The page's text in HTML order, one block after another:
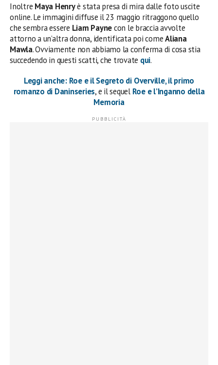
Inoltre Maya Henryè stata presa di mira dalle foto uscite
online. Le immagini diffuse il 23 maggio ritraggono quello
che sembra essere Liam Paynecon le braccia avvolte
attorno a un’altra donna, identificata poi comeAliana
Mawla. Ovviamente non abbiamo la conferma di cosa stia
succedendo in questi scatti, che trovate qui.
Leggi anche: Roe e il Segreto di Overville, il primo
romanzo di Daninseries, e il sequel Roe e l’Inganno della
Memoria